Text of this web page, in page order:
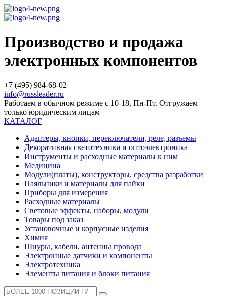
Производство и продажа
электронных компонентов
+7 (495) 984-68-02
info@russleader.ru
Работаем в обычном режиме с 10-18, Пн-Пт. Отгружаем
только юридическим лицам
КАТАЛОГ
Адаптеры, кнопки, переключатели, реле, разъемы
Декоративная светотехника и оптоэлектроника
Инструменты и расходные материалы к ним
Медицина
Модули(платы), конструкторы, средства разработки
Паяльники и материалы для пайки
Приборы для измерения
Расходные материалы
Световые эффекты, наборы, модули
Товары под заказ
Установочные и корпусные изделия
Химия
Шнуры, кабели, антенны провода
Электронные датчики и компоненты
Электротехника
Элементы питания и блоки питания